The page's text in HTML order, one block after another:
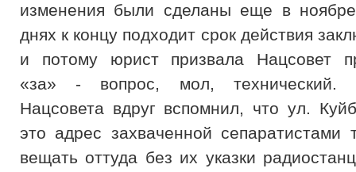
изменения были сделаны еще в
днях к концу подходит срок действия
и потому юрист призвала Нацсовет
«за» - вопрос, мол, технический.
Нацсовета вдруг вспомнил, что ул.
это адрес захваченной сепаратистами
вещать оттуда без их указки